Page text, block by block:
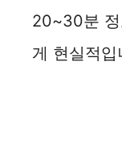
20~30분 정
게 현실적입